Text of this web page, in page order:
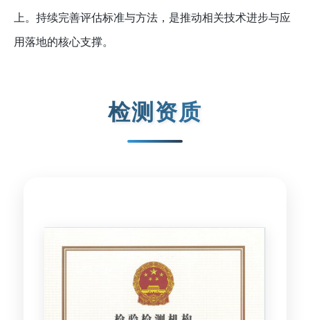
上。持续完善评估标准与方法，是推动相关技术进步与应
用落地的核心支撑。
检测资质